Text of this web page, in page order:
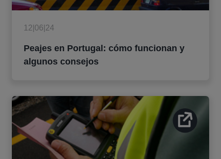
12|06|24
Peajes en Portugal: cómo funcionan y
algunos consejos